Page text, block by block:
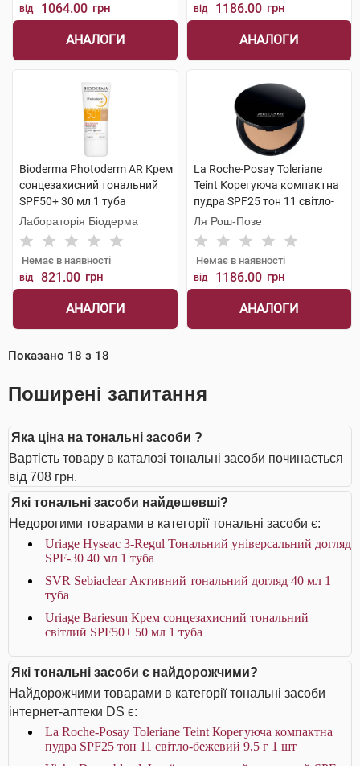
від 1064.00 грн
АНАЛОГИ
від 1186.00 грн
АНАЛОГИ
Bioderma Photoderm AR Крем
сонцезахисний тональний
SPF50+ 30 мл 1 туба
Лабораторія Біодерма
Немає в наявності
від 821.00 грн
АНАЛОГИ
La Roche-Posay Toleriane
Teint Корегуюча компактна
пудра SPF25 тон 11 світло-
бежевий 9,5 г 1 шт
Ля Рош-Позе
Немає в наявності
від 1186.00 грн
АНАЛОГИ
Показано 18 з 18
Поширені запитання
Яка ціна на тональні засоби ?
Вартість товару в каталозі тональні засоби починається
від 708 грн.
Які тональні засоби найдешевші?
Недорогими товарами в категорії тональні засоби є:
Uriage Hyseac 3-Regul Тональний універсальний догляд
SPF-30 40 мл 1 туба
SVR Sebiaclear Активний тональний догляд 40 мл 1
туба
Uriage Bariesun Крем сонцезахисний тональний
світлий SPF50+ 50 мл 1 туба
Які тональні засоби є найдорожчими?
Найдорожчими товарами в категорії тональні засоби
інтернет-аптеки DS є:
La Roche-Posay Toleriane Teint Корегуюча компактна
пудра SPF25 тон 11 світло-бежевий 9,5 г 1 шт